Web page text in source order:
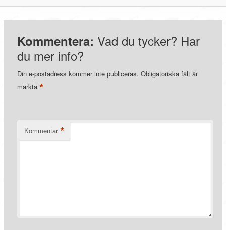
Kommentera: Vad du tycker? Har
du mer info?
Din e-postadress kommer inte publiceras. Obligatoriska fält är
märkta*
Kommentar *